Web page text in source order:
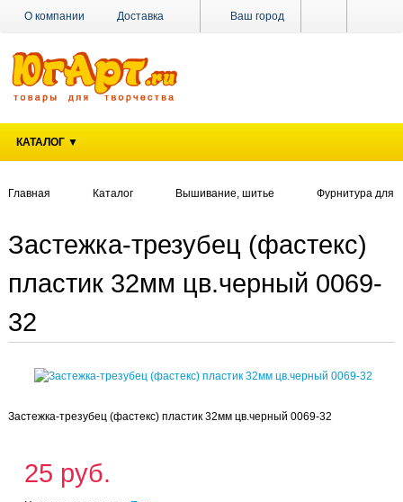
Ваш город
О компании Доставка
Наши магазины Новости
КАТАЛОГ ▼
Главная Каталог Вышивание, шитье Фурнитура для
Застежка-трезубец (фастекс)
пластик 32мм цв.черный 0069-
32
Застежка-трезубец (фастекс) пластик 32мм цв.черный 0069-32
25 руб.